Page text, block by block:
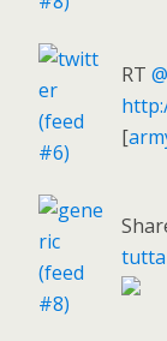
RT
[